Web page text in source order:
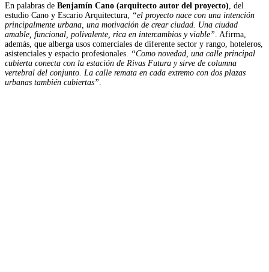
En palabras de Benjamín Cano (arquitecto autor del proyecto) , del
estudio Cano y Escario Arquitectura,
“el proyecto nace con una intención
principalmente urbana, una motivación de crear ciudad. Una ciudad
amable, funcional, polivalente, rica en intercambios y viable” . Afirma,
además, que alberga usos comerciales de diferente sector y rango, hoteleros,
asistenciales y espacio profesionales.
“Como novedad, una calle principal
cubierta conecta con la estación de Rivas Futura y sirve de columna
vertebral del conjunto. La calle remata en cada extremo con dos plazas
urbanas también cubiertas”